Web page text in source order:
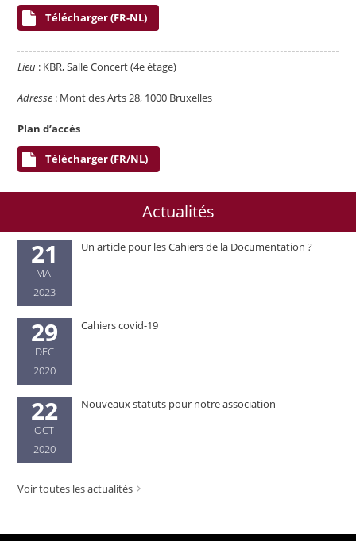
Télécharger (FR-NL)
Lieu : KBR, Salle Concert (4eétage)
Adresse : Mont des Arts 28, 1000 Bruxelles
Plan d’accès
Télécharger (FR/NL)
Actualités
21
MAI
2023
Un article pour les Cahiers de la Documentation ?
29
DEC
2020
Cahiers covid-19
22
OCT
2020
Nouveaux statuts pour notre association
Voir toutes les actualités